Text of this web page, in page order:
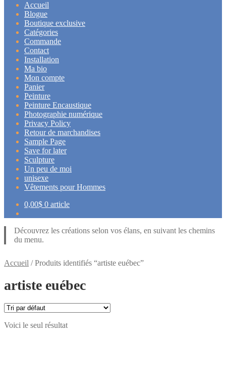
Accueil
Blogue
Boutique exclusive
Catégories
Commande
Contact
Installation
Ma bio
Mon compte
Panier
Peinture
Peinture Encaustique
Photographie numérique
Privacy Policy
Retour de marchandises
Sample Page
Save for later
Sculpture
Un peu de moi
unisexe
Vêtements pour Hommes
0,00$ 0 article
Découvrez les créations selon vos élans, en suivant les chemins
du menu.
Accueil /Produits identifiés “artiste euébec”
artiste euébec
Voici le seul résultat